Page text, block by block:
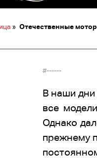
» Отечественные
#------
В наши дни
все
Однако
прежнему